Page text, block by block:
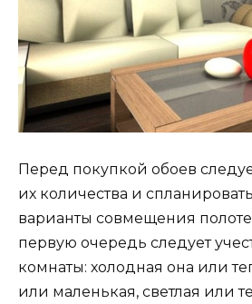
Перед покупкой обоев
их количества и
варианты совмещения
первую очередь следует
комнаты: холодная она или
или маленькая, светлая или